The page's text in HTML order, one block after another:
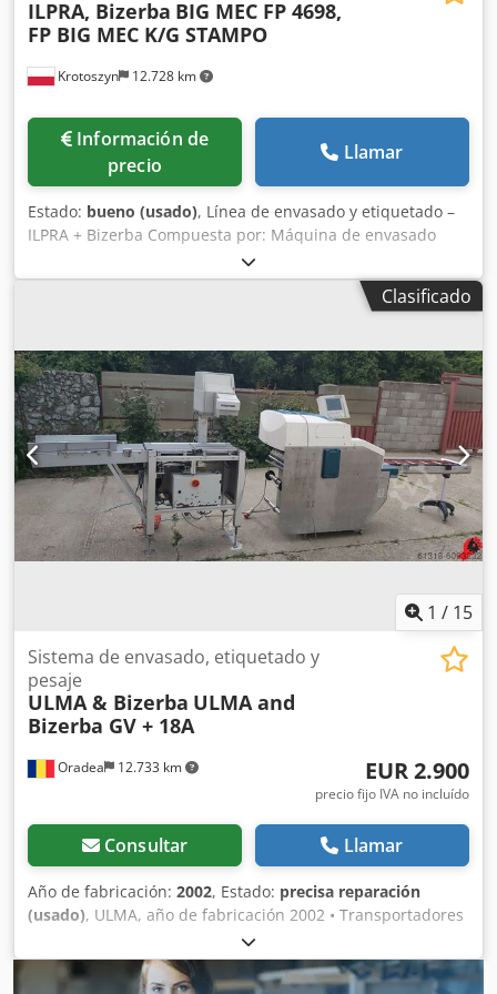
Krotoszyn 12.728 km
ILPRA, Bizerba BIG MEC FP 4698,
FP BIG MEC K/G STAMPO
Información de
precio
Llamar
Estado: bueno (usado), Línea de envasado y etiquetado –
ILPRA + Bizerba Compuesta por: Máquina de envasado
Marca: ILPRA Serie: FOODPACK Modelo: BIG MEC Número:
FP 4698 Año de fabricación: 2002 Voltaje: 400 V
Dimensiones de la bandeja: 22x17 mm Selladora Marca:
6036 Dodpfx Aijw Ht Uzs Ssck Año de fabricación: 2002
Voltaje: 230 V Etiquetadora Bizerba
Clasificado
1 / 15
Oradea 12.733 km
Sistema de envasado, etiquetado y
pesaje
ULMA & Bizerba ULMA and
Bizerba GV + 18A
EUR 2.900
precio fijo IVA no incluído
Consultar Llamar
Año de fabricación: 2002, Estado: precisa reparación
(usado), ULMA, año de fabricación 2002 • Transportadores
de alimentación extendidos. • Lubricación centralizada. •
Limpieza sanitaria de la bandeja. • Transportadores de
salida por gravedad y motorizados: en línea, 90º, 180º, ... •